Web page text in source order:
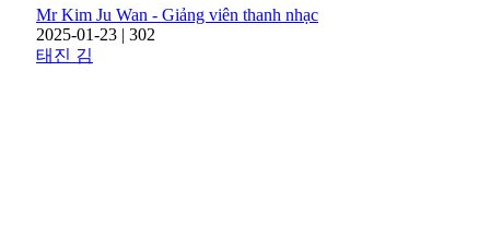
Mr Kim Ju Wan - Giảng viên thanh nhạc
2025-01-23 | 302
태진 김